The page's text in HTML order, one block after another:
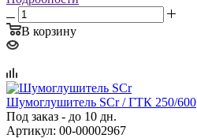
В корзину
Шумоглушитель SCr / ГТК 250/600
Под заказ - до 10 дн.
Артикул: 00-00002967